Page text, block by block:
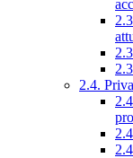
2.4.